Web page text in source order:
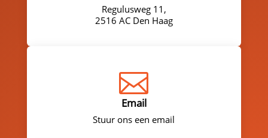
Regulusweg 11,
2516 AC Den Haag

Email
Stuur ons een email